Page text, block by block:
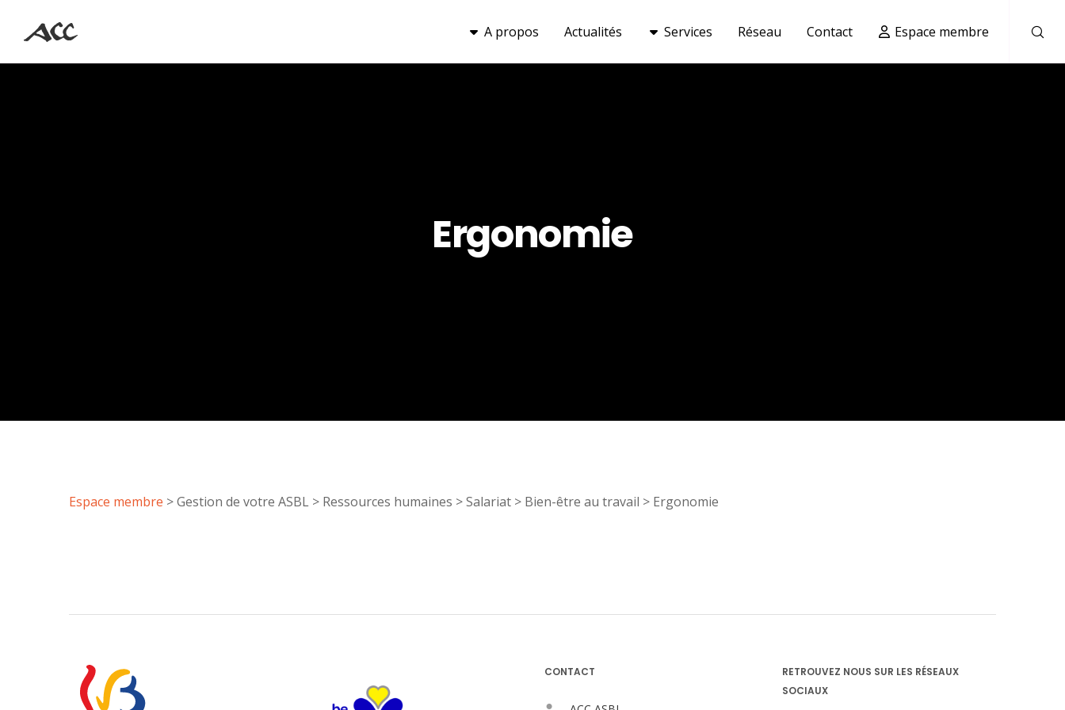
A propos Actualités Services Réseau Contact Espace membre
Ergonomie
Espace membre >Gestion de votre ASBL > Ressources humaines >Salariat > Bien-être au travail > Ergonomie
CONTACT
RETROUVEZ NOUS SUR LES RÉSEAUX
SOCIAUX